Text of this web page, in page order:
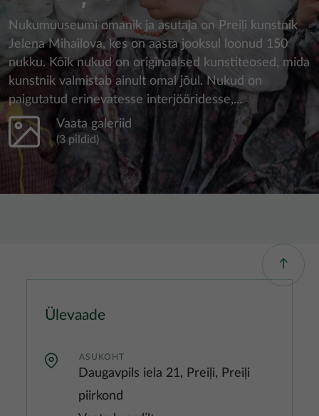
Nukumuuseumi omanik ja asutaja on Preiļi kunstnik
Jelena Mihailova, kes on aasta jooksul loonud 150
nukku. Kõik nukud on originaalsed kunstiteosed, mida
kunstnik valmistab ainult omal jõul. Nukud on
paigutatud erinevatesse interjööridesse,...
Vaata galeriid
(3 pildid)
Ülevaade
ASUKOHT
Daugavpils iela 21, Preiļi, Preiļi
piirkond